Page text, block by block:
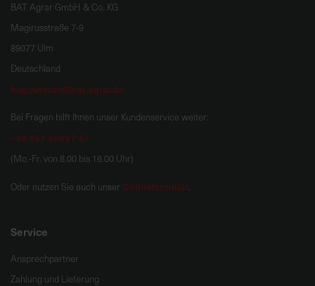
BAT Agrar GmbH & Co. KG
Magirusstraße 7-9
89077 Ulm
Deutschland
hug.zentrale@bat-agrar.de
Bei Fragen hilft Ihnen unser Kundenservice weiter:
+49 251 60957 47
(Mo.-Fr. von 8.00 bis 16.00 Uhr)
Oder nutzen Sie auch unser Onlineformular.
Service
Ansprechpartner
Zahlung und Lieferung